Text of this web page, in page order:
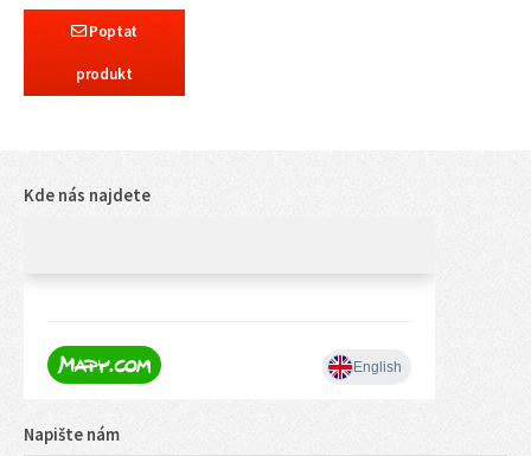
Poptat
produkt
Kde nás najdete
Napište nám